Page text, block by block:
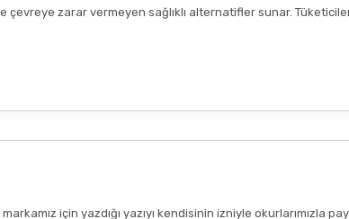
zarar vermeyen sağlıklı alternatifler sunar.
için yazdığı yazıyı kendisinin izniyle okurlarımızla